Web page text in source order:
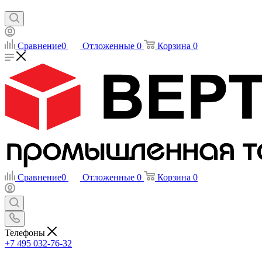
Сравнение0 Отложенные 0 Корзина 0
Сравнение0 Отложенные 0 Корзина 0
Телефоны
+7 495 032-76-32